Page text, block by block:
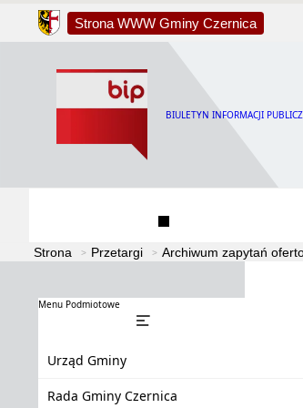
Strona WWW Gminy Czernica
BIULETYN INFORMACJI
Strona Przetargi Archiwum zapytań
Menu Podmiotowe
Urząd Gminy
Rada Gminy Czernica